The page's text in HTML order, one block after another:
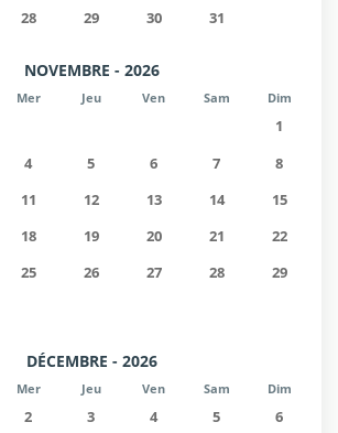
28 29 30 31
NOVEMBRE - 2026
Mer Jeu Ven Sam Dim
1
4 5 6 7
8
11 12 13 14
15
18 19 20 21
22
25 26 27 28
29
DÉCEMBRE - 2026
Mer Jeu Ven Sam Dim
2 3 4 5
6